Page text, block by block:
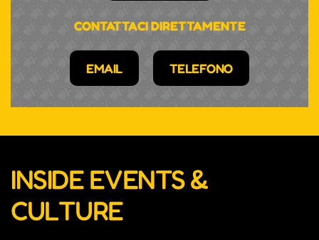
CONTATTACI DIRETTAMENTE
EMAIL TELEFONO
INSIDE EVENTS &
CULTURE